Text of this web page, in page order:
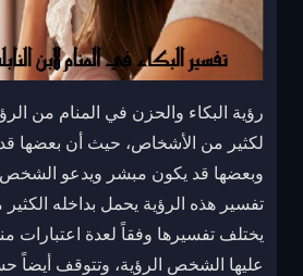
رؤية البكاء والحزن في المنام من
لكثير من الأشخاص، حيث أن بعضها
وبعضها قد يكون مبشر ويدعو الشخص
تفسير هذه الرؤية يحمل بداخله الكثير
يختلف تفسيرها وفقاً لعدة اعتبارات
عليها الشخص الرؤية، وتتوقف أيضاً